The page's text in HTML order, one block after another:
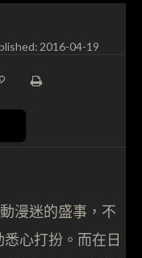
2016-04-19
漫迷的盛事，不
心打扮。而在日